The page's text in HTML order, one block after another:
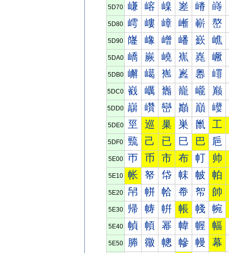
5D70 嵰 嵱 嵲 嵳 嵴 嵵
5D80 嶀 嶁 嶂 嶃 嶄 嶅
5D90 嶐 嶑 嶒 嶓 嶔 嶕
5DA0 嶠 嶡 嶢 嶣 嶤 嶥
5DB0 嶰 嶱 嶲 嶳 嶴 嶵
5DC0 巀 巁 巂 巃 巄 巅
5DD0 巐 巑 巒 巓 巔 巕
5DE0 巠 巡 巢 巣 巤 工
5DF0 巰 己 已 巳 巴 巵
5E00 帀 币 市 布 帄 帅
5E10 帐 帑 帒 帓 帔 帕
5E20 帠 帡 帢 帣 帤 帥
5E30 帰 帱 帲 帳 帴 帵
5E40 幀 幁 幂 幃 幄 幅
5E50 幐 幑 幒 幓 幔 幕